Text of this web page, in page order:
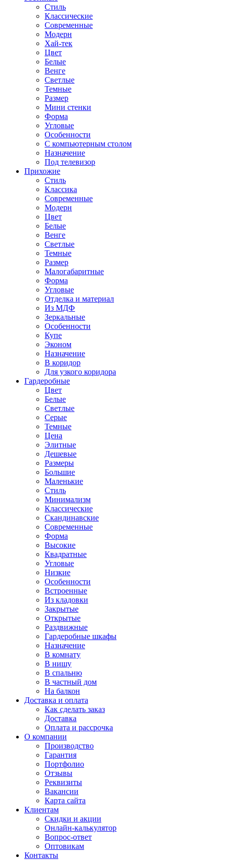
Стиль
Классические
Современные
Модерн
Хай-тек
Цвет
Белые
Венге
Светлые
Темные
Размер
Мини стенки
Форма
Угловые
Особенности
С компьютерным столом
Назначение
Под телевизор
Прихожие
Стиль
Классика
Современные
Модерн
Цвет
Белые
Венге
Светлые
Темные
Размер
Малогабаритные
Форма
Угловые
Отделка и материал
Из МДФ
Зеркальные
Особенности
Купе
Эконом
Назначение
В коридор
Для узкого коридора
Гардеробные
Цвет
Белые
Светлые
Серые
Темные
Цена
Элитные
Дешевые
Размеры
Большие
Маленькие
Стиль
Минимализм
Классические
Скандинавские
Современные
Форма
Высокие
Квадратные
Угловые
Низкие
Особенности
Встроенные
Из кладовки
Закрытые
Открытые
Раздвижные
Гардеробные шкафы
Назначение
В комнату
В нишу
В спальню
В частный дом
На балкон
Доставка и оплата
Как сделать заказ
Доставка
Оплата и рассрочка
О компании
Производство
Гарантия
Портфолио
Отзывы
Реквизиты
Вакансии
Карта сайта
Клиентам
Скидки и акции
Онлайн-калькулятор
Вопрос-ответ
Оптовикам
Контакты